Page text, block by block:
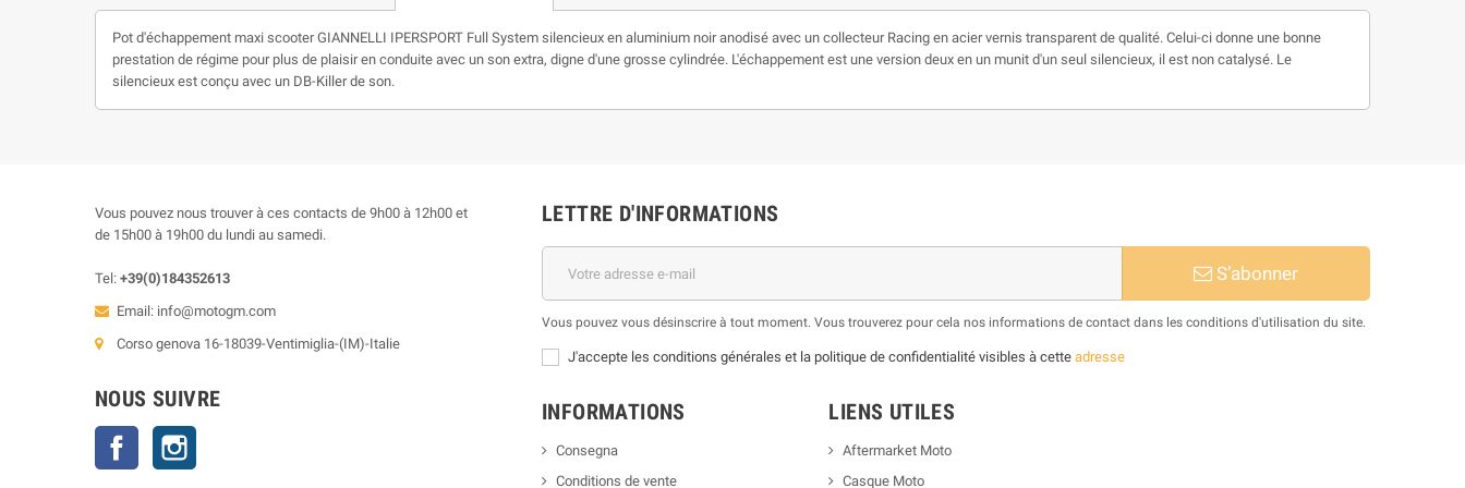
Pot d'échappement maxi scooter GIANNELLI IPERSPORT Full System silencieux en aluminium noir anodisé avec un collecteur Racing en acier vernis transparent de qualité. Celui-ci donne une bonne
prestation de régime pour plus de plaisir en conduite avec un son extra, digne d'une grosse cylindrée. L'échappement est une version deux en un munit d'un seul silencieux, il est non catalysé. Le
silencieux est conçu avec un DB-Killer de son.
Vous pouvez nous trouver à ces contacts de 9h00 à 12h00 et
de 15h00 à 19h00 du lundi au samedi.
Tel: +39(0)184352613
Email: info@motogm.com
Corso genova 16-18039-Ventimiglia-(IM)-Italie
NOUS SUIVRE
Facebook
LETTRE D'INFORMATIONS
S’abonner
Vous pouvez vous désinscrire à tout moment. Vous trouverez pour cela nos informations de contact dans les conditions d'utilisation du site.
J'accepte les conditions générales et la politique de confidentialité visibles à cette adresse
INFORMATIONS
Consegna
Conditions de vente
LIENS UTILES
Aftermarket Moto
Casque Moto